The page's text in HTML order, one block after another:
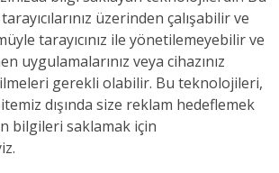
üzerinden çalışabilir ve
tarayıcınız ile yönetilemeyebilir ve
uygulamalarınız veya cihazınız
gerekli olabilir. Bu teknolojileri,
dışında size reklam hedeflemek
bilgileri saklamak için